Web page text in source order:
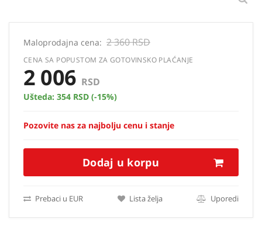
Maloprodajna cena: 2 360 RSD
CENA SA POPUSTOM ZA GOTOVINSKO PLAĆANJE
2 006 RSD
Ušteda: 354 RSD (-15%)
Pozovite nas za najbolju cenu i stanje
Dodaj u korpu
Prebaci u EUR Lista želja Uporedi